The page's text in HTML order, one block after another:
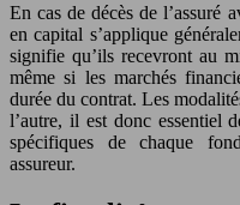
En cas de décès de l’assuré
en capital s’applique
signifie qu’ils recevront au
même si les marchés
durée du contrat. Les
l’autre, il est donc essentiel
spécifiques de chaque
assureur.